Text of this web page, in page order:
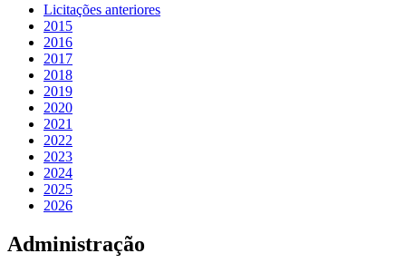
Licitações anteriores
2015
2016
2017
2018
2019
2020
2021
2022
2023
2024
2025
2026
Administração